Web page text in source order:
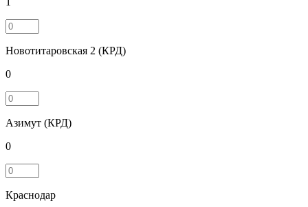
Новотитаровская 2 (КРД)
0
Азимут (КРД)
0
Краснодар